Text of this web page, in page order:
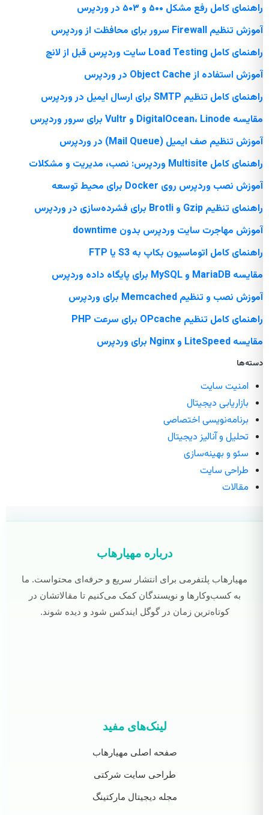
راهنمای کامل رفع مشکل ۵۰۰ و ۵۰۳ در وردپرس
آموزش تنظیم Firewall سرور برای محافظت از وردپرس
راهنمای کامل Load Testing سایت وردپرس قبل از لانچ
آموزش استفاده از Object Cache در وردپرس
راهنمای کامل تنظیم SMTP برای ارسال ایمیل در وردپرس
مقایسه DigitalOcean، Linode و Vultr برای سرور وردپرس
آموزش تنظیم صف ایمیل (Mail Queue) در وردپرس
راهنمای کامل Multisite وردپرس: نصب، مدیریت و مشکلات
آموزش نصب وردپرس روی Docker برای محیط توسعه
راهنمای تنظیم Gzip و Brotli برای فشرده‌سازی در وردپرس
آموزش مهاجرت سایت وردپرس بدون downtime
راهنمای کامل اتوماسیون بکاپ به S3 یا FTP
مقایسه MariaDB و MySQL برای پایگاه داده وردپرس
آموزش نصب و تنظیم Memcached برای وردپرس
راهنمای کامل تنظیم OPcache برای سرعت PHP
مقایسه LiteSpeed و Nginx برای وردپرس
دسته‌ها
امنیت سایت
بازاریابی دیجیتال
برنامه‌نویسی اختصاصی
تحلیل و آنالیز دیجیتال
سئو و بهینه‌سازی
طراحی سایت
مقالات
درباره مهیارهاب
مهیارهاب پلتفرمی برای انتشار سریع و حرفه‌ای محتواست. ما
به کسب‌وکارها و نویسندگان کمک می‌کنیم تا مقالاتشان در
کوتاه‌ترین زمان در گوگل ایندکس شود و دیده شوند.
لینک‌های مفید
صفحه اصلی مهیارهاب
طراحی سایت شرکتی
مجله دیجیتال مارکتینگ